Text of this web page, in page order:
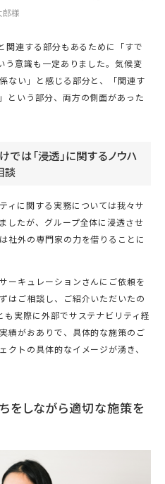
郎様
関連する部分もあるために「すで
う意識も一定ありました。気候変
ない」と感じる部分と、「関連す
という部分、両方の側面があった
では「浸透」に関するノウハ
談
ィに関する実務については我々サ
したが、グループ全体に浸透させ
社外の専門家の力を借りることに
ーキュレーションさんにご依頼を
はご相談し、ご紹介いただいたの
実際に外部でサステナビリティ経
績がおありで、具体的な施策のご
クトの具体的なイメージが湧き、
をしながら適切な施策を